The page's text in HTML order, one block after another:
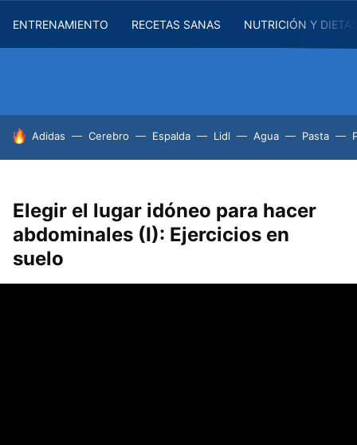
ENTRENAMIENTO RECETAS SANAS NUTRICIÓN Y
HOY SE HABLA DE
Adidas Cerebro Espalda Lidl Agua Pasta
Elegir el lugar idóneo para hacer
abdominales (I): Ejercicios en
suelo